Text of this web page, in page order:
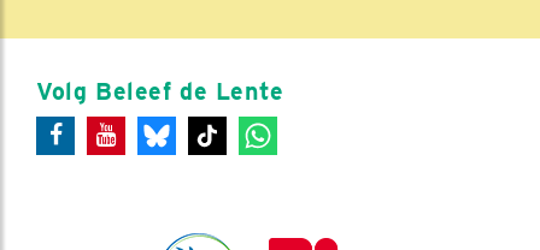
Volg Beleef de Lente